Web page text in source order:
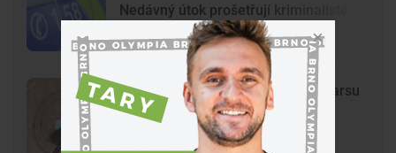
Nedávný útok prošetřují kriminalisté
Mladí vandalové poničili model Marsu
na Kraví hoře. Hvězdárna zařídila